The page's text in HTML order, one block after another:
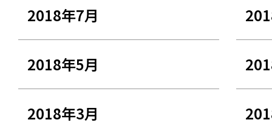
2018年7月
2018年5月
2018年3月